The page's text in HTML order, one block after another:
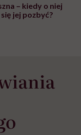
– kiedy o niej
jej pozbyć?